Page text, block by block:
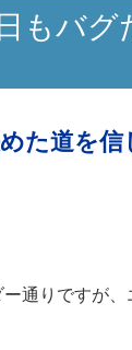
もバグ
た道を
通りですが、